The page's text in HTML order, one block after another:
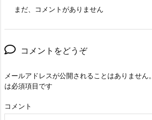
まだ、コメントがありません
コメントをどうぞ
メールアドレスが公開されることはありません。
は必須項目です
コメント